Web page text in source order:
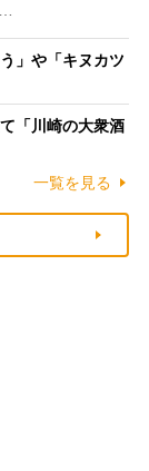
」や「キヌカツ
「川崎の大衆酒
一覧を見る